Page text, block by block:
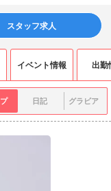
スタッフ求人
イベント情報 出勤
日記 グラビア